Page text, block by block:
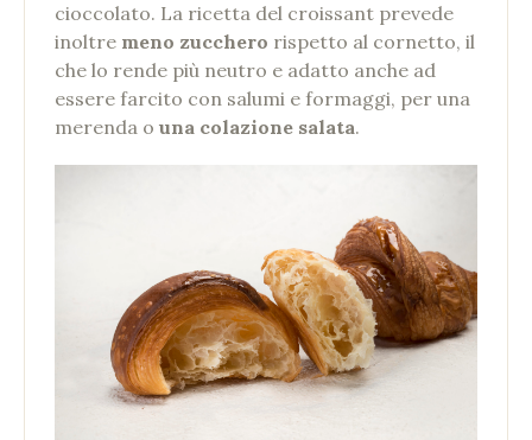
cioccolato. La ricetta del croissant prevede
inoltre meno zucchero rispetto al cornetto, il
che lo rende più neutro e adatto anche ad
essere farcito con salumi e formaggi, per una
merenda o una colazione salata.